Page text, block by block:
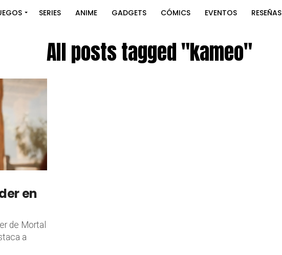
SERIES ANIME GADGETS CÓMICS EVENTOS RESEÑAS
All posts tagged "kameo"
en
de Mortal
a